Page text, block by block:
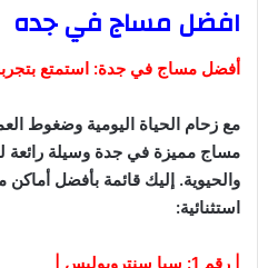
افضل مساج في جده
أفضل مساج في جدة: استمتع بتجربة
مع زحام الحياة اليومية وضغوط
مساج مميزة في جدة وسيلة رائعة
والحيوية. إليك قائمة بأفضل
استثنائية:
| رقم 1: سبا سنتروبوليس |